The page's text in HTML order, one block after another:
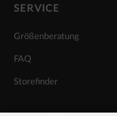
SERVICE
Größenberatung
FAQ
Storefinder